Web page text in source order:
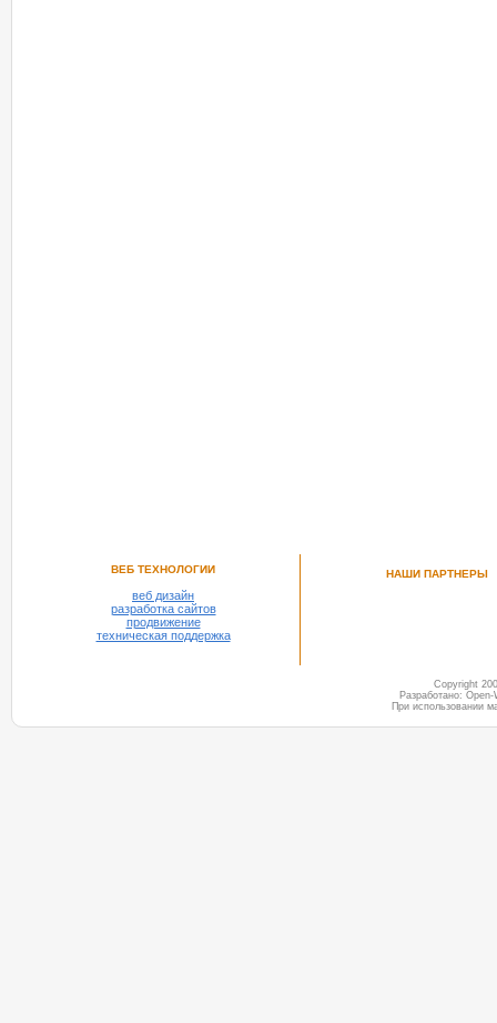
ВЕБ ТЕХНОЛОГИИ
веб дизайн
разработка сайтов
продвижение
техническая поддержка
НАШИ ПАРТНЕРЫ
Copyright
Разработано:
При использовании